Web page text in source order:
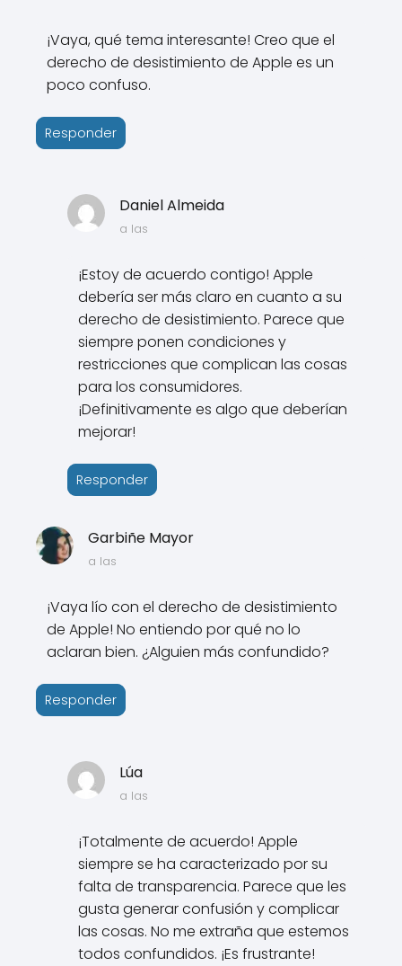
¡Vaya, qué tema interesante! Creo que el
derecho de desistimiento de Apple es un
poco confuso.
Responder
Daniel Almeida
a las
¡Estoy de acuerdo contigo! Apple
debería ser más claro en cuanto a su
derecho de desistimiento. Parece que
siempre ponen condiciones y
restricciones que complican las cosas
para los consumidores.
¡Definitivamente es algo que deberían
mejorar!
Responder
Garbiñe Mayor
a las
¡Vaya lío con el derecho de desistimiento
de Apple! No entiendo por qué no lo
aclaran bien. ¿Alguien más confundido?
Responder
Lúa
a las
¡Totalmente de acuerdo! Apple
siempre se ha caracterizado por su
falta de transparencia. Parece que les
gusta generar confusión y complicar
las cosas. No me extraña que estemos
todos confundidos. ¡Es frustrante!